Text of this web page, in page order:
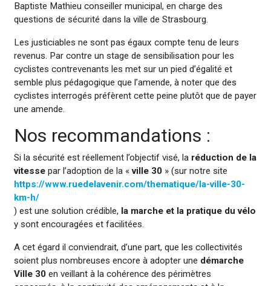
Baptiste Mathieu conseiller municipal, en charge des
questions de sécurité dans la ville de Strasbourg.
Les justiciables ne sont pas égaux compte tenu de leurs
revenus. Par contre un stage de sensibilisation pour les
cyclistes contrevenants les met sur un pied d’égalité et
semble plus pédagogique que l’amende, à noter que des
cyclistes interrogés préfèrent cette peine plutôt que de payer
une amende.
Nos recommandations :
Si la sécurité est réellement l’objectif visé, la réduction de la
vitessepar l’adoption de la «ville 30» (sur notre site
https://www.ruedelavenir.com/thematique/la-ville-30-
km-h/
) est une solution crédible, la marche et la pratique du vélo
y sont encouragées et facilitées.
A cet égard il conviendrait, d’une part, que les collectivités
soient plus nombreuses encore à adopter une démarche
Ville 30en veillant à la cohérence des périmètres